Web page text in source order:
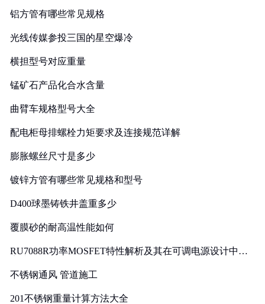
铝方管有哪些常见规格
光线传媒参投三国的星空爆冷
横担型号对应重量
锰矿石产品化合水含量
曲臂车规格型号大全
配电柜母排螺栓力矩要求及连接规范详解
膨胀螺丝尺寸是多少
镀锌方管有哪些常见规格和型号
D400球墨铸铁井盖重多少
覆膜砂的耐高温性能如何
RU7088R功率MOSFET特性解析及其在可调电源设计中的
不锈钢通风 管道施工
201不锈钢重量计算方法大全